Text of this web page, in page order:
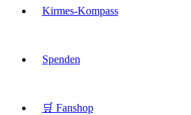
Kirmes-Kompass
Spenden
🛒 Fanshop